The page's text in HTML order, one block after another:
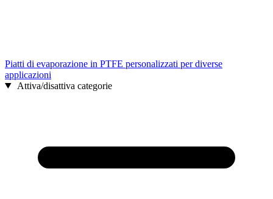
Piatti di evaporazione in PTFE personalizzati per diverse
applicazioni
Attiva/disattiva categorie